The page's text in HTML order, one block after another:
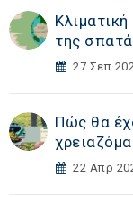
της
27 Σεπ
Πώς θα
22 Απρ